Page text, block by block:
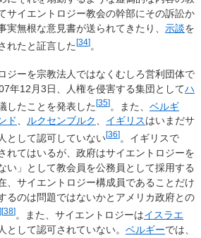
サイエントロジー教会の幹部にその訴訟か
実無根な意見書が送られてきたり、 示談を
れたと証言した [34] 。
ジーを宗教法人ではなくむしろ営利団体で
年12月3日、人権を侵害する集団としてハ
したことを発表した[35]。また、 ベルギ
ド、 ルクセンブルク、 イギリスはいまだサ
として認可していない[36] 。イギリスで
れてはいるが、政府はサイエントロジーを
い」として教会員を公務員として採用する
、サイエントロジー構成員であることだけ
るのは問題ではないかとアメリカ政府との
][38]。また、サイエントロジーはイスラエ
として認可されていない。 ベルギーでは、